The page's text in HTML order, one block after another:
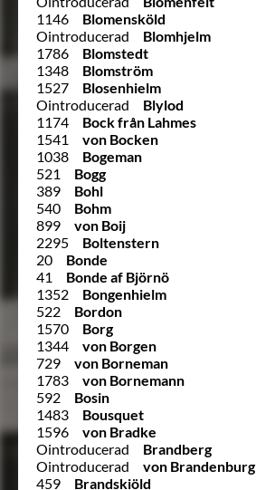
1146
Blomensköld
Ointroducerad
Blomhjelm
1786
Blomstedt
1348
Blomström
1527
Blosenhielm
Ointroducerad
Blylod
1174
Bock från Lahmes
1541
von Bocken
1038
Bogeman
521
Bogg
389
Bohl
540
Bohm
899
von Boij
2295
Boltenstern
20
Bonde
41
Bonde af Björnö
1352
Bongenhielm
522
Bordon
1570
Borg
1344
von Borgen
729
von Borneman
1783
von Bornemann
592
Bosin
1483
Bousquet
1596
von Bradke
Ointroducerad
Brandberg
Ointroducerad
von Brandenburg
459
Brandskiöld